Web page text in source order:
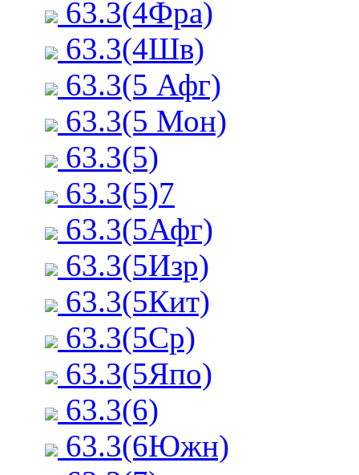
63.3(4Фра)
63.3(4Шв)
63.3(5 Афг)
63.3(5 Мон)
63.3(5)
63.3(5)7
63.3(5Афг)
63.3(5Изр)
63.3(5Кит)
63.3(5Ср)
63.3(5Япо)
63.3(6)
63.3(6Южн)